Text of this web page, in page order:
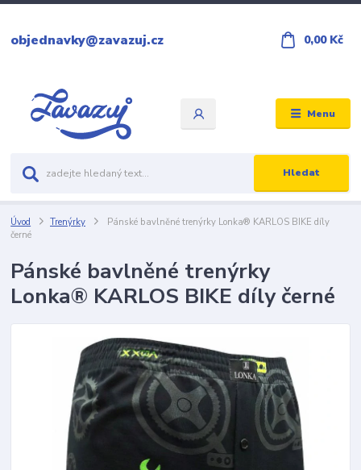
Menu
Hledat
objednavky@zavazuj.cz 0,00 Kč
Úvod Trenýrky
Pánské bavlněné trenýrky Lonka® KARLOS BIKE díly
černé
Pánské bavlněné trenýrky
Lonka® KARLOS BIKE díly černé